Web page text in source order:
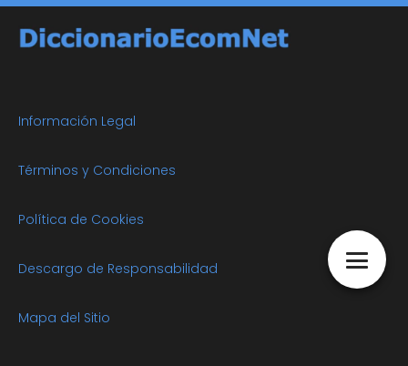
Información Legal
Términos y Condiciones
Política de Cookies
Descargo de Responsabilidad
Mapa del Sitio